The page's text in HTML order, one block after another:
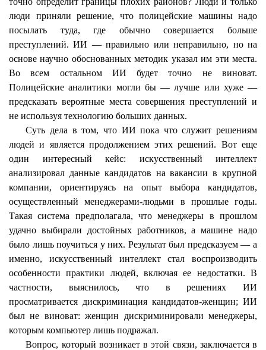
люди приняли решение, что полицейские машины надо
посылать туда, где обычно совершается больше
преступлений. ИИ — правильно или неправильно, но на
основе научно обоснованных методик указал им эти места.
Во всем остальном ИИ будет точно не виноват.
Полицейские аналитики могли бы — лучше или хуже —
предсказать вероятные места совершения преступлений и
не используя технологию больших данных.
Суть дела в том, что ИИ пока что служит решениям
людей и является продолжением этих решений. Вот еще
один интересный кейс: искусственный интеллект
анализировал данные кандидатов на вакансии в крупной
компании, ориентируясь на опыт выбора кандидатов,
осуществленный менеджерами-людьми в прошлые годы.
Такая система предполагала, что менеджеры в прошлом
удачно выбирали достойных работников, а машине надо
было лишь поучиться у них. Результат был предсказуем — а
именно, искусственный интеллект стал воспроизводить
особенности практики людей, включая ее недостатки. В
частности, выяснилось, что в решениях ИИ
просматривается дискриминация кандидатов-женщин; ИИ
был не виноват: женщин дискриминировали менеджеры,
которым компьютер лишь подражал.
Вопрос, который возникает в этой связи, заключается в